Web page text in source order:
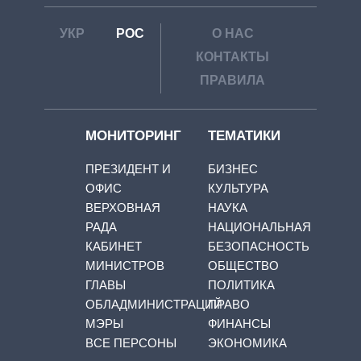
УКР РОС
О НАС
КОНТАКТЫ
ПРАВИЛА
МОНИТОРИНГ
ПРЕЗИДЕНТ И
ОФИС
ВЕРХОВНАЯ
РАДА
КАБИНЕТ
МИНИСТРОВ
ГЛАВЫ
ОБЛАДМИНИСТРАЦИЙ
МЭРЫ
ВСЕ ПЕРСОНЫ
ТЕМАТИКИ
БИЗНЕС
КУЛЬТУРА
НАУКА
НАЦИОНАЛЬНАЯ
БЕЗОПАСНОСТЬ
ОБЩЕСТВО
ПОЛИТИКА
ПРАВО
ФИНАНСЫ
ЭКОНОМИКА